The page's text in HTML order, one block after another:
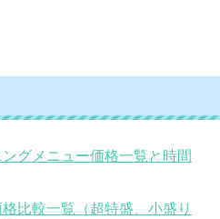
グメニュー価格一覧と時間
比較一覧（超特盛、小盛り